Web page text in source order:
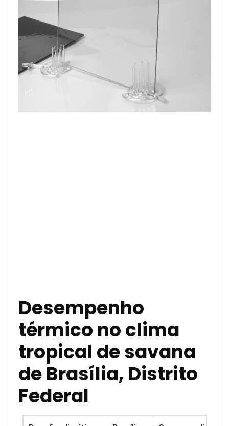
Desempenho
térmico no clima
tropical de savana
de Brasília, Distrito
Federal